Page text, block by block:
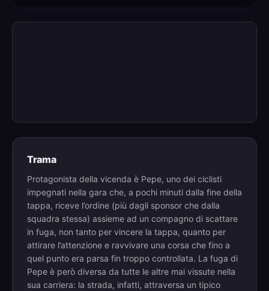
Trama
Protagonista della vicenda è Pepe, uno dei ciclisti
impegnati nella gara che, a pochi minuti dalla fine della
tappa, riceve l’ordine (più dagli sponsor che dalla
squadra stessa) assieme ad un compagno di scattare
in fuga, non tanto per vincere la tappa, quanto per
attirare l’attenzione e ravvivare una corsa che fino a
quel punto era parsa fin troppo controllata. La fuga di
Pepe è però diversa da tutte le altre mai vissute nella
sua carriera: la strada, infatti, attraversa un tipico